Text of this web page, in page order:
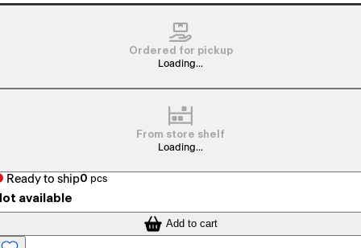
Ordered for pickup
Loading...
From store shelf
Loading...
Ready to ship0 pcs
available
Add to cart